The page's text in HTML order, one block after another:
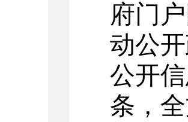
府门
动公
公开
条，